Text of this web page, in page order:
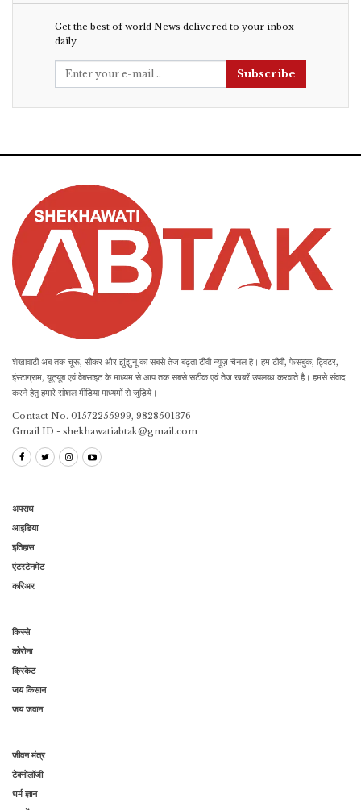
Get the best of world News delivered to your inbox
daily
Subscribe
शेखावाटी अब तक चूरू, सीकर और झुंझुनू का सबसे तेज बढ़ता टीवी न्यूज़ चैनल है। हम टीवी, फेसबुक, ट्विटर,
इंस्टाग्राम, यूट्यूब एवं वेबसाइट के माध्यम से आप तक सबसे सटीक एवं तेज खबरें उपलब्ध करवाते है। हमसे संवाद
करने हेतु हमारे सोशल मीडिया माध्यमों से जुड़िये।
Contact No. 01572255999, 9828501376
Gmail ID - shekhawatiabtak@gmail.com
अपराध
आइडिया
इतिहास
एंटरटेनमेंट
करिअर
किस्से
कोरोना
क्रिकेट
जय किसान
जय जवान
जीवन मंत्र
टेक्नोलॉजी
धर्म ज्ञान